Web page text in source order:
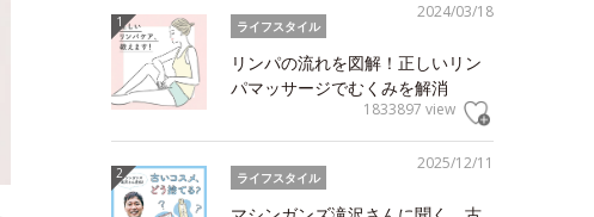
2024/03/18
ライフスタイル
リンパの流れを図解！正しいリン
パマッサージでむくみを解消
1833897 view
2025/12/11
ライフスタイル